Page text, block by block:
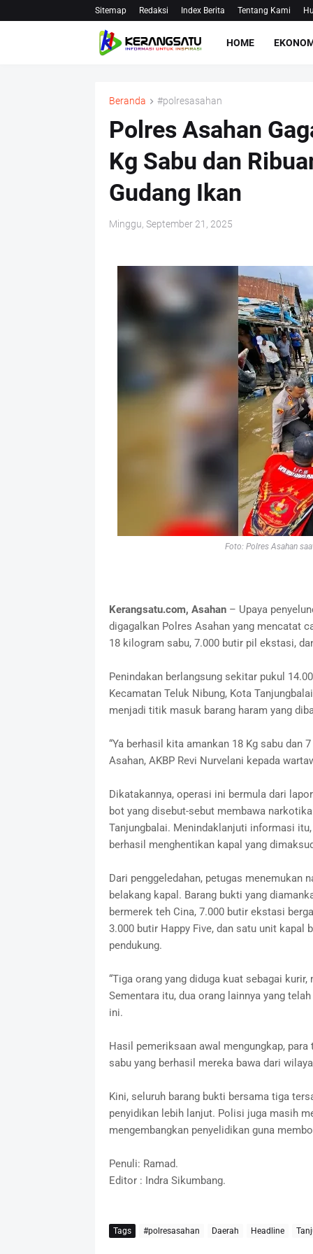
Sitemap Redaksi Index Berita Tentang Kami
HOME
Beranda #polresasahan
Polres Asahan
Kg Sabu dan
Gudang Ikan
Minggu, September 21, 2025
Foto: Polres Asahan
Kerangsatu.com, Asahan – Upaya
digagalkan Polres Asahan yang mencatat
18 kilogram sabu, 7.000 butir pil ekstasi,
Penindakan berlangsung sekitar pukul
Kecamatan Teluk Nibung, Kota
menjadi titik masuk barang haram yang
“Ya berhasil kita amankan 18 Kg sabu dan
Asahan, AKBP Revi Nurvelani kepada
Dikatakannya, operasi ini bermula dari
bot yang disebut-sebut membawa
Tanjungbalai. Menindaklanjuti informasi
berhasil menghentikan kapal yang
Dari penggeledahan, petugas menemukan
belakang kapal. Barang bukti yang
bermerek teh Cina, 7.000 butir ekstasi
3.000 butir Happy Five, dan satu unit kapal
pendukung.
“Tiga orang yang diduga kuat sebagai
Sementara itu, dua orang lainnya yang
ini.
Hasil pemeriksaan awal mengungkap,
sabu yang berhasil mereka bawa dari
Kini, seluruh barang bukti bersama tiga
penyidikan lebih lanjut. Polisi juga masih
mengembangkan penyelidikan guna
Penuli: Ramad.
Editor : Indra Sikumbang.
Tags #polresasahan Daerah Headline